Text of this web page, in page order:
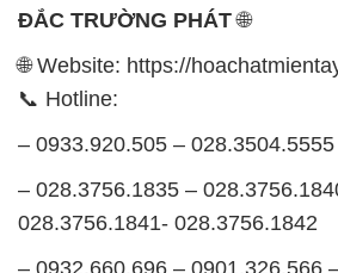
ĐẮC TRƯỜNG PHÁT🌐
🌐 Website: https://
📞 Hotline:
– 0933.920.505 – 028.3504.5555
– 028.3756.1835 –
028.3756.1841- 028.3756.1842
– 0932.660.696 – 0901.326.566